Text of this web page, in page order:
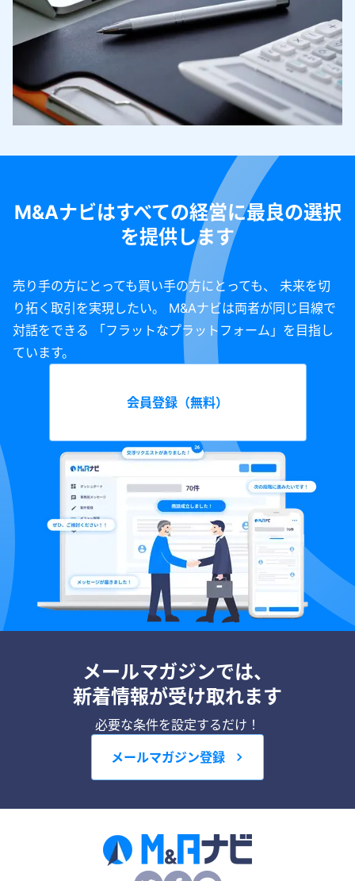
M&Aナビはすべての経営に最良の選択
を提供します
売り手の方にとっても買い手の方にとっても、 未来を切
り拓く取引を実現したい。 M&Aナビは両者が同じ目線で
対話をできる 「フラットなプラットフォーム」を目指し
ています。
会員登録（無料）
メールマガジンでは、
新着情報が受け取れます
必要な条件を設定するだけ！
メールマガジン登録